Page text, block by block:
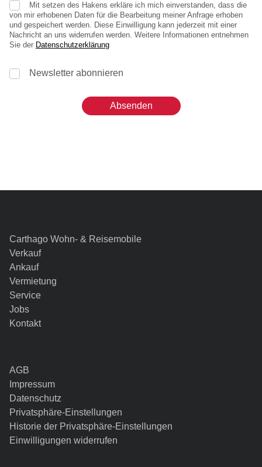
Mit setzen des Hakens erkläre ich mich einverstanden, dass die
von mir erhobenen Daten für die Bearbeitung meiner Anfrage erhoben
und gespeichert werden. Diese Einwilligung kann jederzeit mit einer
Nachricht an uns widerrufen werden. Weitere Informationen entnehmen
Sie der Datenschutzerklärung
Newsletter abonnieren
Carthago Wohn- & Reisemobile
Verkauf
Ankauf
Vermietung
Service
Jobs
Kontakt
AGB
Impressum
Datenschutz
Privatsphäre-Einstellungen
Historie der Privatsphäre-Einstellungen
Einwilligungen widerrufen